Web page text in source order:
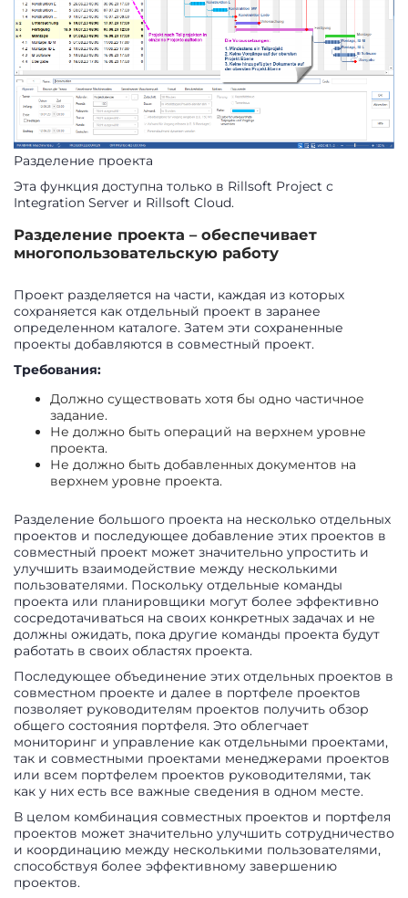
Разделение проекта
Эта функция доступна только в Rillsoft Project с
Integration Server и Rillsoft Cloud.
Разделение проекта – обеспечивает
многопользовательскую работу
Проект разделяется на части, каждая из которых
сохраняется как отдельный проект в заранее
определенном каталоге. Затем эти сохраненные
проекты добавляются в совместный проект.
Требования:
Должно существовать хотя бы одно частичное
задание.
Не должно быть операций на верхнем уровне
проекта.
Не должно быть добавленных документов на
верхнем уровне проекта.
Разделение большого проекта на несколько отдельных
проектов и последующее добавление этих проектов в
совместный проект может значительно упростить и
улучшить взаимодействие между несколькими
пользователями. Поскольку отдельные команды
проекта или планировщики могут более эффективно
сосредотачиваться на своих конкретных задачах и не
должны ожидать, пока другие команды проекта будут
работать в своих областях проекта.
Последующее объединение этих отдельных проектов в
совместном проекте и далее в портфеле проектов
позволяет руководителям проектов получить обзор
общего состояния портфеля. Это облегчает
мониторинг и управление как отдельными проектами,
так и совместными проектами менеджерами проектов
или всем портфелем проектов руководителями, так
как у них есть все важные сведения в одном месте.
В целом комбинация совместных проектов и портфеля
проектов может значительно улучшить сотрудничество
и координацию между несколькими пользователями,
способствуя более эффективному завершению
проектов.